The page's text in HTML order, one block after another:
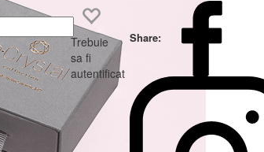
Trebuie
sa fi
autentificat
Share: